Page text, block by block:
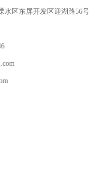
水区东屏开发区迎湖路56号